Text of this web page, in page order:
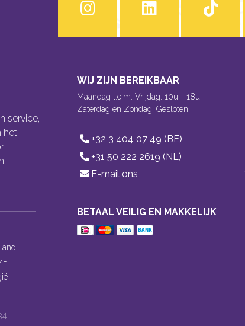
service,
het
WIJ ZIJN BEREIKBAAR
Maandag t.e.m. Vrijdag: 10u - 18u
Zaterdag en Zondag: Gesloten
+32 3 404 07 49 (BE)
+31 50 222 2619 (NL)
E-mail ons
BETAAL VEILIG EN MAKKELIJK